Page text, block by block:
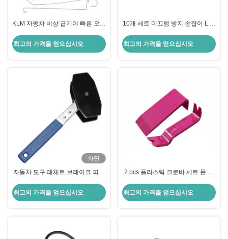
KLM 자동차 비상 급기야 빠른 오픈
최고의 가격을 얻으십시오
10개 세트 미끄럼 방지 손잡이 L 모
도구
최고의 가격을 얻으십시오
화면
자동차 도구 래체트 브레이크 피스
브레이크 칼리퍼 피스톤 칼리퍼 스
프레더 / 분리 패드 장착 도구
최고의 가격을 얻으십시오
2 pcs 플라스틱 크로바 세트 문 클
플라스틱 트림 오디오 대시보드 해
체 수리 도구
최고의 가격을 얻으십시오